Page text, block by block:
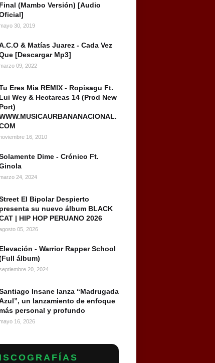
Final (Mambo Versión) [Audio
mayo 30, 2019
& Matías Juarez - Cada Vez
[Descargar Mp3]
marzo 09, 2022
Eres Mia REMIX - Ropisagu Ft.
Lui Wey & Hectareas 14 (Prod New
Port)
noviembre 16, 2010
Dime - Crónico Ft.
marzo 24, 2024
El Bipolar Despierto
presenta su nuevo álbum BLACK
| HIP HOP PERUANO 2026
05, 2026
Elevación - Warrior Rapper School
álbum)
20, 2024
Insane lanza “Madrugada
un lanzamiento de enfoque
más personal y profundo
mayo 16, 2026